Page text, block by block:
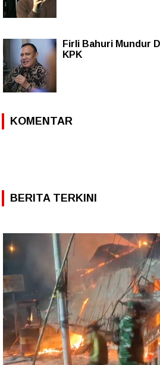
Firli Bahuri Mundur
KPK
KOMENTAR
BERITA TERKINI